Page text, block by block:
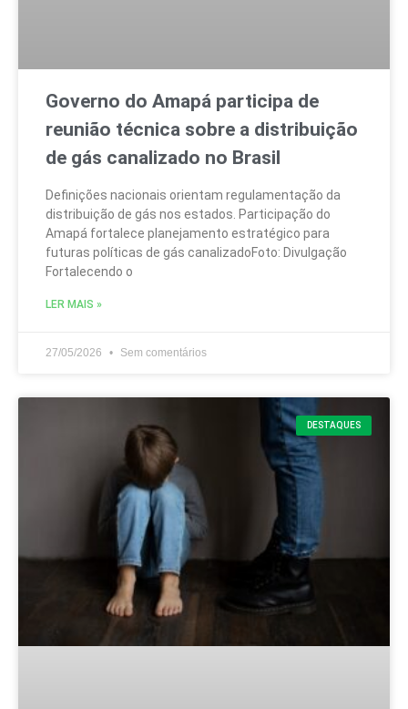
Governo do Amapá participa de
reunião técnica sobre a distribuição
de gás canalizado no Brasil
Definições nacionais orientam regulamentação da
distribuição de gás nos estados. Participação do
Amapá fortalece planejamento estratégico para
futuras políticas de gás canalizadoFoto: Divulgação
Fortalecendo o
LER MAIS »
27/05/2026 Sem comentários
DESTAQUES